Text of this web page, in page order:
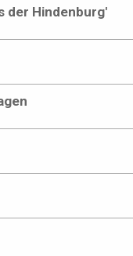
der Hindenburg'